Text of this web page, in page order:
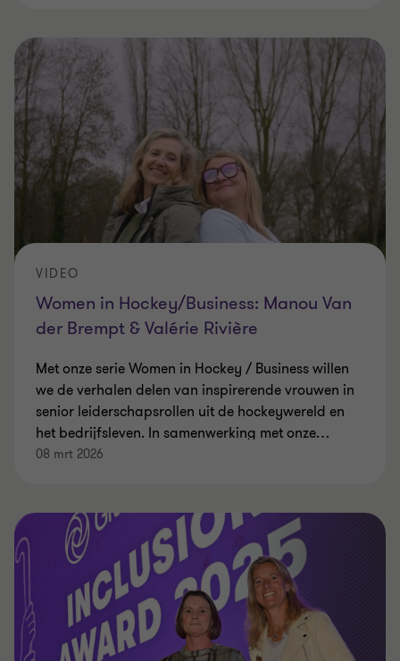
Women in Hockey/Business: Manou Van
der Brempt & Valérie Rivière
VIDEO
Met onze serie Women in Hockey / Business willen
we de verhalen delen van inspirerende vrouwen in
senior leiderschapsrollen uit de hockeywereld en
het bedrijfsleven. In samenwerking met onze…
08 mrt 2026